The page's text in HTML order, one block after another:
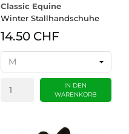
Classic Equine
Winter Stallhandschuhe
14.50 CHF
IN DEN
WARENKORB